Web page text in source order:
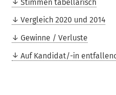
Stimmen tabellarisch
Vergleich 2020 und 2014
Gewinne / Verluste
Auf Kandidat/-in